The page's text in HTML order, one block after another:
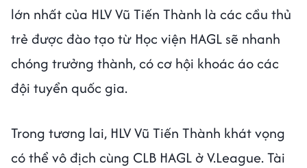
lớn nhất của HLV Vũ Tiến Thành là các cầu thủ
trẻ được đào tạo từ Học viện HAGL sẽ nhanh
chóng trưởng thành, có cơ hội khoác áo các
đội tuyển quốc gia.
Trong tương lai, HLV Vũ Tiến Thành khát vọng
có thể vô địch cùng CLB HAGL ở V.League. Tài